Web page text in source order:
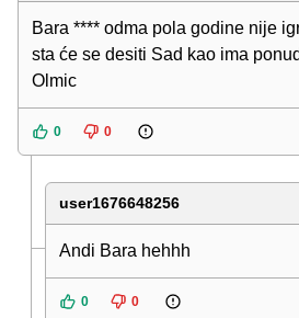
Bara **** odma pola godine nije
sta će se desiti Sad kao ima
Olmic
0 0
user1676648256
Andi Bara hehhh
0 0